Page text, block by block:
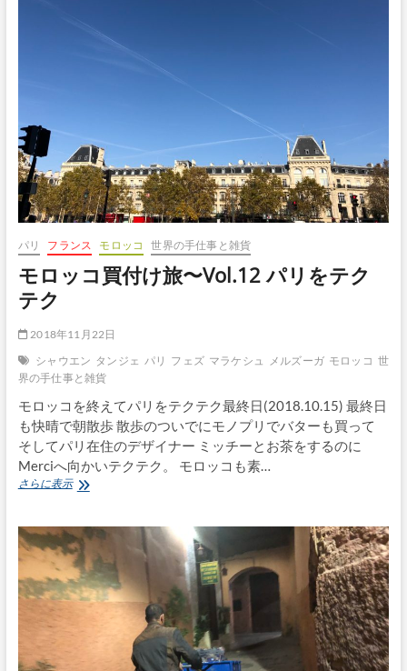
ラ
ケ
シ
ュ
へ
パリ フランス モロッコ 世界の手仕事と雑貨
モロッコ買付け旅〜Vol.12 パリをテク
テク
2018年11月22日
シャウエン タンジェ パリ フェズ マラケシュ メルズーガ モロッコ 世
界の手仕事と雑貨
モロッコを終えてパリをテクテク最終日(2018.10.15) 最終日
も快晴で朝散歩 散歩のついでにモノプリでバターも買って
そしてパリ在住のデザイナー ミッチーとお茶をするのに
Merciへ向かいテクテク。 モロッコも素…
さらに表示モ
コ
買
付
け
旅〜
パ